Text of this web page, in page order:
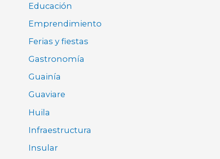
Educación
Emprendimiento
Ferias y fiestas
Gastronomía
Guainía
Guaviare
Huila
Infraestructura
Insular